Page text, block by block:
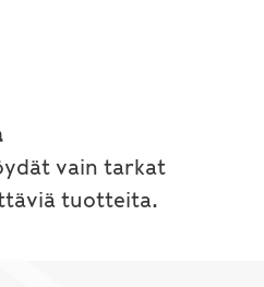
vain tarkat
tuotteita.